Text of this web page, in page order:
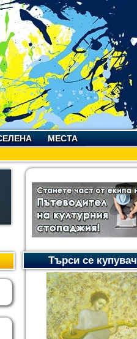
МЕСТА
Търси се купувач